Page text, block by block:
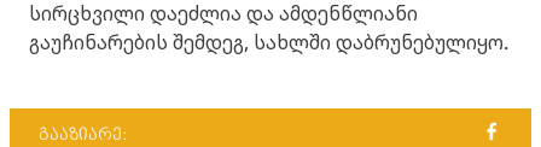
სირცხვილი დაეძლია და ამდენწლიანი
გაუჩინარების შემდეგ, სახლში დაბრუნებულიყო.
გააზიარე: